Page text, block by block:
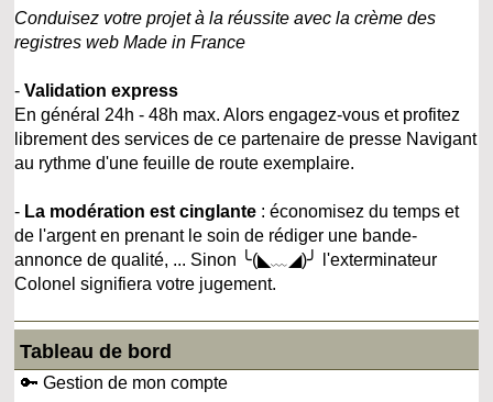
Conduisez votre projet à la réussite avec la crème des
registres web Made in France
-Validation express
En général 24h - 48h max. Alors engagez-vous et profitez
librement des services de ce partenaire de presse Navigant
au rythme d'une feuille de route exemplaire.
- La modération est cinglante : économisez du temps et
de l'argent en prenant le soin de rédiger une bande-
annonce de qualité, ... Sinon ╰(◣﹏◢)╯ l'exterminateur
Colonel signifiera votre jugement.
Tableau de bord
🔑 Gestion de mon compte